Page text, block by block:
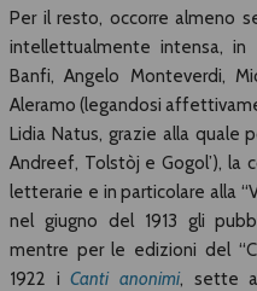
Per il resto, occorre almeno
intellettualmente intensa, in
Banfi, Angelo Monteverdi,
Aleramo (legandosi
Lidia Natus, grazie alla quale
Andreef, Tolstòj e Gogol’), la
letterarie e in particolare alla
nel giugno del 1913 gli
mentre per le edizioni del
1922 iCanti anonimi, sette